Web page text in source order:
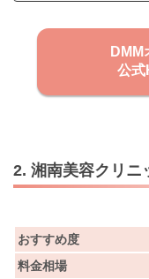
DMM
公式
2. 湘南美容クリニ
おすすめ度
料金相場